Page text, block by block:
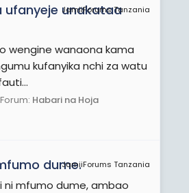
JamiiForums Tanzania
ufanyeje unakataa
wengine wanaona kama
kufanyika nchi za watu
Forum: Habari na Hoja
JamiiForums Tanzania
dume.
ni mfumo dume, ambao